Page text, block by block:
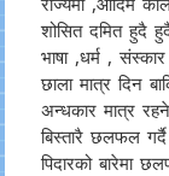
शोसित दमित हुदै
भाषा ,धर्म ,
छाला मात्र दिन
अन्धकार मात्र
बिस्तारै छलफल
पिदारको बारेमा